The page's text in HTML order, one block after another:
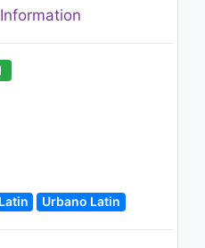
Show
Bunny - Soy Peor
- 7 years ago
Latin Urbano Latin